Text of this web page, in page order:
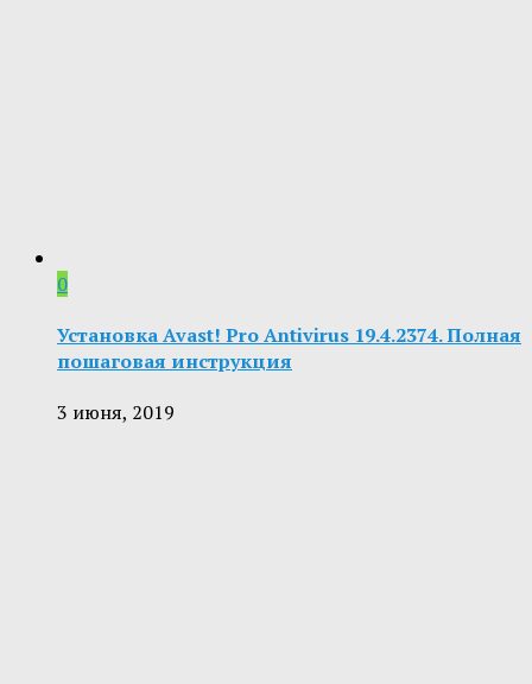
0
Установка Avast! Pro Antivirus 19.4.2374. Полная
пошаговая инструкция
3 июня, 2019